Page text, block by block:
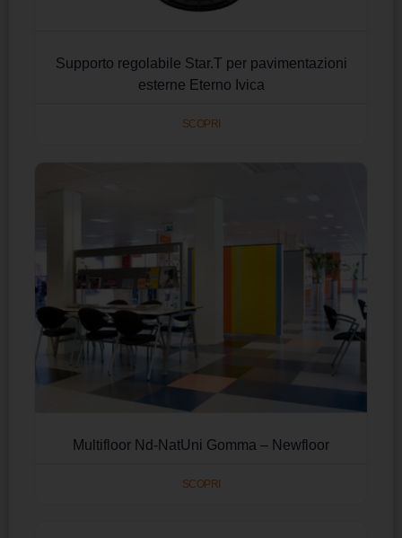
Supporto regolabile Star.T per pavimentazioni
esterne Eterno Ivica
SCOPRI
Multifloor Nd-NatUni Gomma – Newfloor
SCOPRI